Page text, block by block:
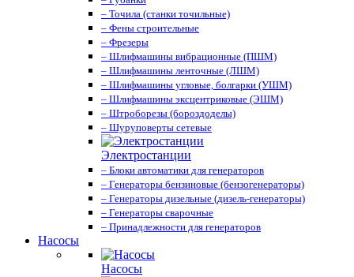
– Точила (станки точильные)
– Фены строительные
– Фрезеры
– Шлифмашины вибрационные (ПШМ)
– Шлифмашины ленточные (ЛШМ)
– Шлифмашины угловые, болгарки (УШМ)
– Шлифмашины эксцентриковые (ЭШМ)
– Штроборезы (бороздоделы)
– Шуруповерты сетевые
Электростанции
– Блоки автоматики для генераторов
– Генераторы бензиновые (бензогенераторы)
– Генераторы дизельные (дизель-генераторы)
– Генераторы сварочные
– Принадлежности для генераторов
Насосы
Насосы